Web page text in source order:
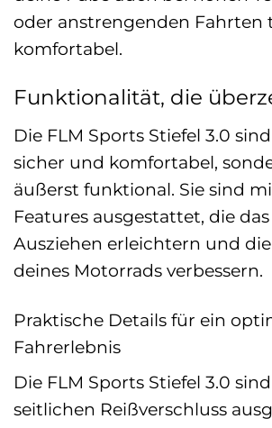
oder anstrengenden Fahrten
komfortabel.
Funktionalität, die
Die FLM Sports Stiefel 3.0
sicher und komfortabel,
äußerst funktional. Sie sind
Features ausgestattet, die
Ausziehen erleichtern und
deines Motorrads verbessern.
Praktische Details für ein
Fahrerlebnis
Die FLM Sports Stiefel 3.0
seitlichen Reißverschluss